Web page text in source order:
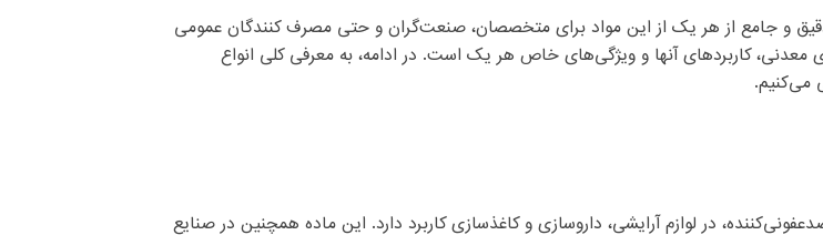
و جامع از هر یک از این مواد برای متخصصان، صنعت‌گران و حتی مصرف کنندگان عمومی
کاربردهای آنها و ویژگی‌های خاص هر یک است. در ادامه، به معرفی کلی انواع
می‌کنیم.
در لوازم آرایشی، داروسازی و کاغذسازی کاربرد دارد. این ماده همچنین در صنایع